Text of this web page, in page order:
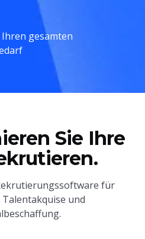
gesamten
Sie Ihre
für
Talentakquise und